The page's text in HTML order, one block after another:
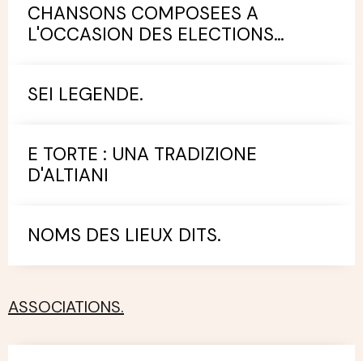
CHANSONS COMPOSEES A
L'OCCASION DES ELECTIONS
SEI LEGENDE.
E TORTE : UNA TRADIZIONE
D'ALTIANI
NOMS DES LIEUX DITS.
ASSOCIATIONS.